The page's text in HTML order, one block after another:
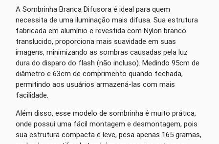
A Sombrinha Branca Difusora é ideal para quem
necessita de uma iluminação mais difusa. Sua estrutura
fabricada em alumínio e revestida com Nylon branco
translucido, proporciona mais suavidade em suas
imagens, minimizando as sombras causadas pela luz
dura do disparo do flash (não incluso). Medindo 95cm de
diâmetro e 63cm de comprimento quando fechada,
permitindo aos usuários armazená-las com mais
facilidade.
Além disso, esse modelo de sombrinha é muito prática,
onde possui uma fácil montagem e desmontagem, pois
sua estrutura compacta e leve, pesa apenas 165 gramas,